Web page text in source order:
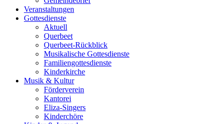
Veranstaltungen
Gottesdienste
Aktuell
Querbeet
Querbeet-Rückblick
Musikalische Gottesdienste
Familiengottesdienste
Kinderkirche
Musik & Kultur
Förderverein
Kantorei
Eliza-Singers
Kinderchöre